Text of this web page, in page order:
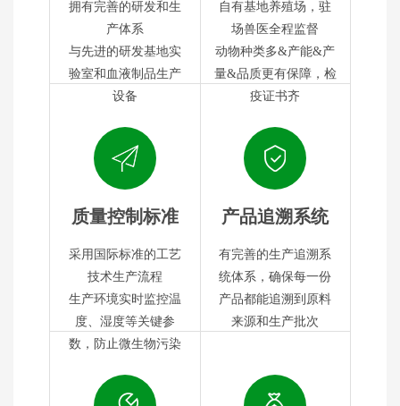
拥有完善的研发和生
产体系
与先进的研发基地实
验室和血液制品生产
设备
自有基地养殖场，驻
场兽医全程监督
动物种类多&产能&产
量&品质更有保障，检
疫证书齐
质量控制标准
采用国际标准的工艺
技术生产流程
生产环境实时监控温
度、湿度等关键参
数，防止微生物污染
产品追溯系统
有完善的生产追溯系
统体系，确保每一份
产品都能追溯到原料
来源和生产批次